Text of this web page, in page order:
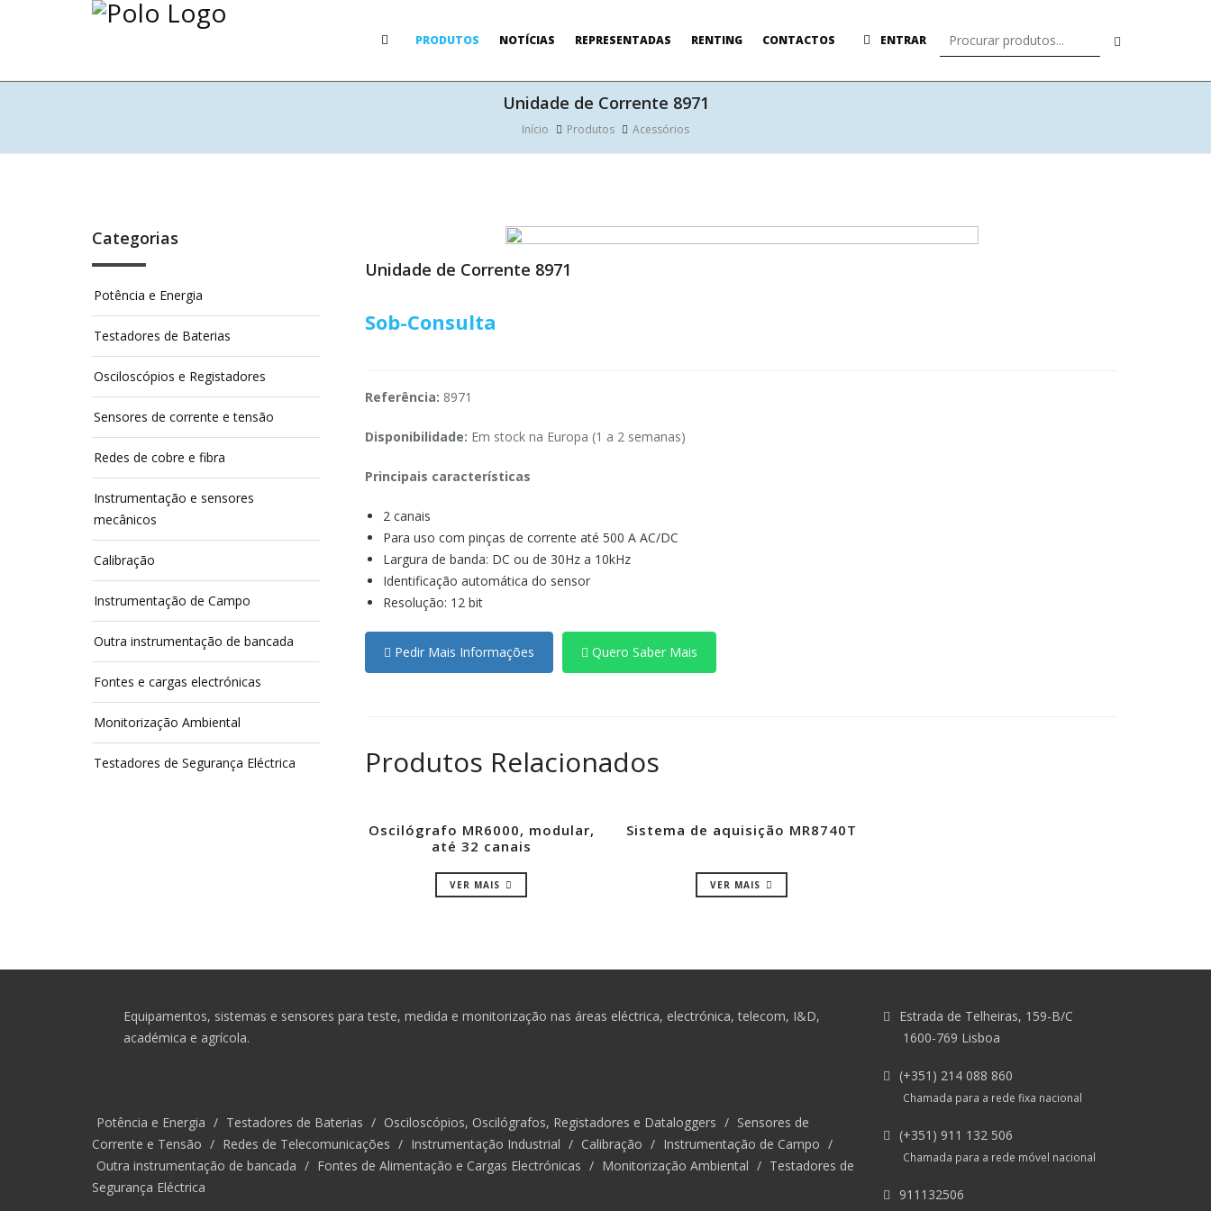
PRODUTOS NOTÍCIAS REPRESENTADAS RENTING CONTACTOS ENTRAR
Unidade de Corrente 8971
Início Produtos Acessórios
Unidade de Corrente 8971
Sob-Consulta
Referência: 8971
Disponibilidade: Em stock na Europa (1 a 2 semanas)
Principais características
2 canais
Para uso com pinças de corrente até 500 A AC/DC
Largura de banda: DC ou de 30Hz a 10kHz
Identificação automática do sensor
Resolução: 12 bit
Pedir Mais Informações Quero Saber Mais
Produtos Relacionados
Oscilógrafo MR6000, modular,
até 32 canais
VER MAIS
Sistema de aquisição MR8740T
VER MAIS
Categorias
Potência e Energia
Testadores de Baterias
Osciloscópios e Registadores
Sensores de corrente e tensão
Redes de cobre e fibra
Instrumentação e sensores
mecânicos
Calibração
Instrumentação de Campo
Outra instrumentação de bancada
Fontes e cargas electrónicas
Monitorização Ambiental
Testadores de Segurança Eléctrica
Equipamentos, sistemas e sensores para teste, medida e monitorização nas áreas eléctrica, electrónica, telecom, I&D,
académica e agrícola.
Potência e Energia / Testadores de Baterias / Osciloscópios, Oscilógrafos, Registadores e Dataloggers / Sensores de
Corrente e Tensão / Redes de Telecomunicações / Instrumentação Industrial / Calibração / Instrumentação de Campo /
Outra instrumentação de bancada / Fontes de Alimentação e Cargas Electrónicas / Monitorização Ambiental / Testadores de
Segurança Eléctrica
Estrada de Telheiras, 159-B/C
1600-769 Lisboa
(+351) 214 088 860
Chamada para a rede fixa nacional
(+351) 911 132 506
Chamada para a rede móvel nacional
911132506